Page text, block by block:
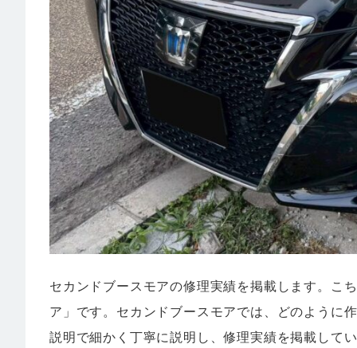
セカンドブースモアの修理実績を掲載します。こ
ア」です。セカンドブースモアでは、どのように
説明で細かく丁寧に説明し、修理実績を掲載して